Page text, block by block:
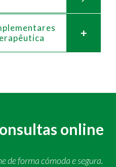
online
de forma cómoda e segura.